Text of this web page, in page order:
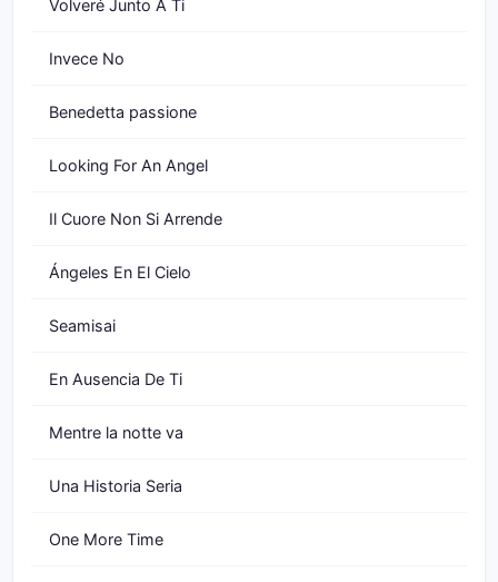
Volveré Junto A Ti
Invece No
Benedetta passione
Looking For An Angel
Il Cuore Non Si Arrende
Ángeles En El Cielo
Seamisai
En Ausencia De Ti
Mentre la notte va
Una Historia Seria
One More Time